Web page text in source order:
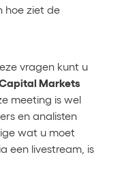
hoe ziet de
vragen kunt u
Markets
meeting is wel
en analisten
wat u moet
een livestream, is